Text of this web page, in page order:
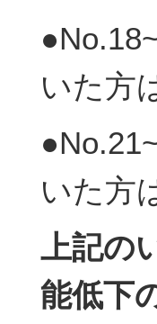
いた方
いた方
上記の
能低下